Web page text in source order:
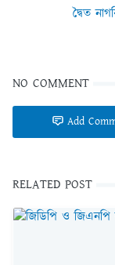
দ্বৈত
NO COMMENT
Add
RELATED POST